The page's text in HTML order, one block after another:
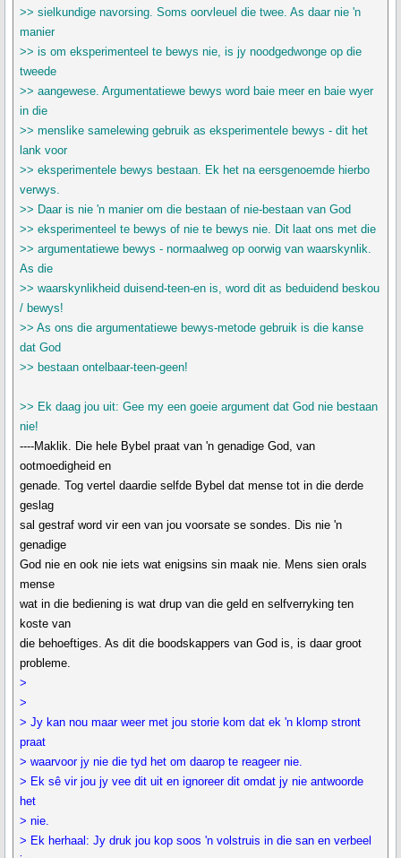
>> sielkundige navorsing. Soms oorvleuel die twee. As daar nie 'n
manier
>> is om eksperimenteel te bewys nie, is jy noodgedwonge op die
tweede
>> aangewese. Argumentatiewe bewys word baie meer en baie wyer
in die
>> menslike samelewing gebruik as eksperimentele bewys - dit het
lank voor
>> eksperimentele bewys bestaan. Ek het na eersgenoemde hierbo
verwys.
>> Daar is nie 'n manier om die bestaan of nie-bestaan van God
>> eksperimenteel te bewys of nie te bewys nie. Dit laat ons met die
>> argumentatiewe bewys - normaalweg op oorwig van waarskynlik.
As die
>> waarskynlikheid duisend-teen-en is, word dit as beduidend beskou
/ bewys!
>> As ons die argumentatiewe bewys-metode gebruik is die kanse
dat God
>> bestaan ontelbaar-teen-geen!
>> Ek daag jou uit: Gee my een goeie argument dat God nie bestaan
nie!
----Maklik. Die hele Bybel praat van 'n genadige God, van
ootmoedigheid en
genade. Tog vertel daardie selfde Bybel dat mense tot in die derde
geslag
sal gestraf word vir een van jou voorsate se sondes. Dis nie 'n
genadige
God nie en ook nie iets wat enigsins sin maak nie. Mens sien orals
mense
wat in die bediening is wat drup van die geld en selfverryking ten
koste van
die behoeftiges. As dit die boodskappers van God is, is daar groot
probleme.
>
>
> Jy kan nou maar weer met jou storie kom dat ek 'n klomp stront
praat
> waarvoor jy nie die tyd het om daarop te reageer nie.
> Ek sê vir jou jy vee dit uit en ignoreer dit omdat jy nie antwoorde
het
> nie.
> Ek herhaal: Jy druk jou kop soos 'n volstruis in die san en verbeel